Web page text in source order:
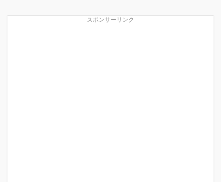
スポンサーリンク